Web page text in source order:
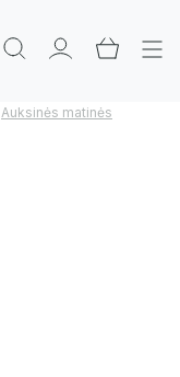
Auksinės matinės